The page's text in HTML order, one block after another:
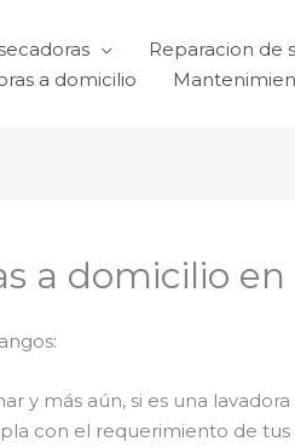
Reparacion de
a domicilio
a domicilio
y más aún, si es una
con el requerimiento de